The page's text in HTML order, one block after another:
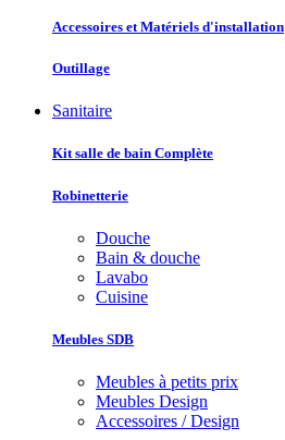
Accessoires et Matériels d'installation
Outillage
Sanitaire
Kit salle de bain Complète
Robinetterie
Douche
Bain & douche
Lavabo
Cuisine
Meubles SDB
Meubles à petits prix
Meubles Design
Accessoires / Design